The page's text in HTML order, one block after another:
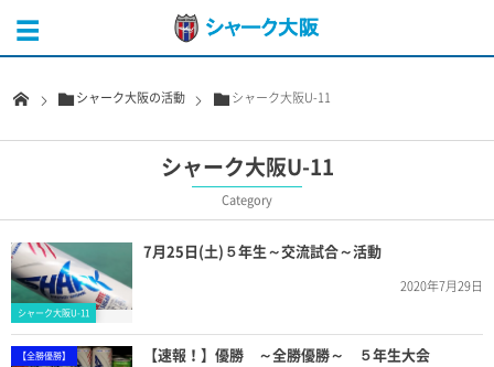
シャーク大阪の活動 シャーク大阪U-11
シャーク大阪U-11
Category
シャーク大阪U-11
7月25日(土)５年生～交流試合～活動
2020年7月29日
【全勝優勝】 【速報！】優勝 ～全勝優勝～ ５年生大会